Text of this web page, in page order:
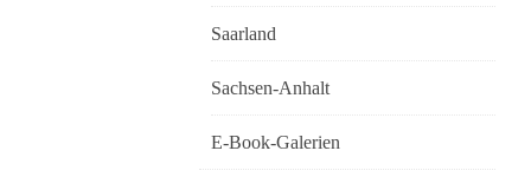
Saarland
Sachsen-Anhalt
E-Book-Galerien